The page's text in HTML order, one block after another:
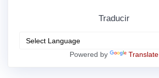
Traducir
Powered by Translate